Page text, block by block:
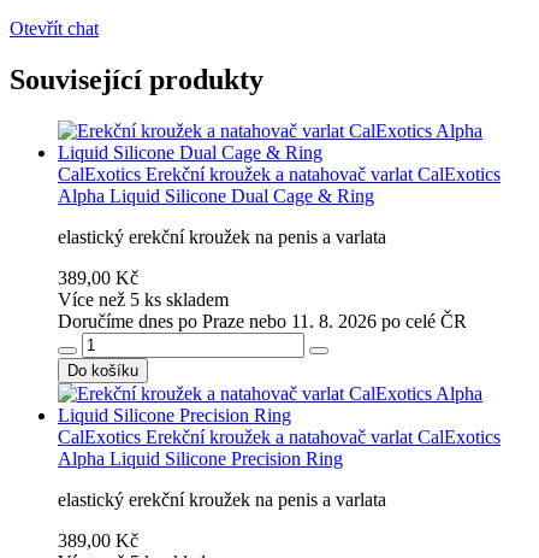
Otevřít chat
Související produkty
CalExotics Erekční kroužek a natahovač varlat CalExotics
Alpha Liquid Silicone Dual Cage & Ring
elastický erekční kroužek na penis a varlata
389,00 Kč
Více než 5 ks skladem
Doručíme dnes po Praze nebo 11. 8. 2026 po celé ČR
Do košíku
CalExotics Erekční kroužek a natahovač varlat CalExotics
Alpha Liquid Silicone Precision Ring
elastický erekční kroužek na penis a varlata
389,00 Kč